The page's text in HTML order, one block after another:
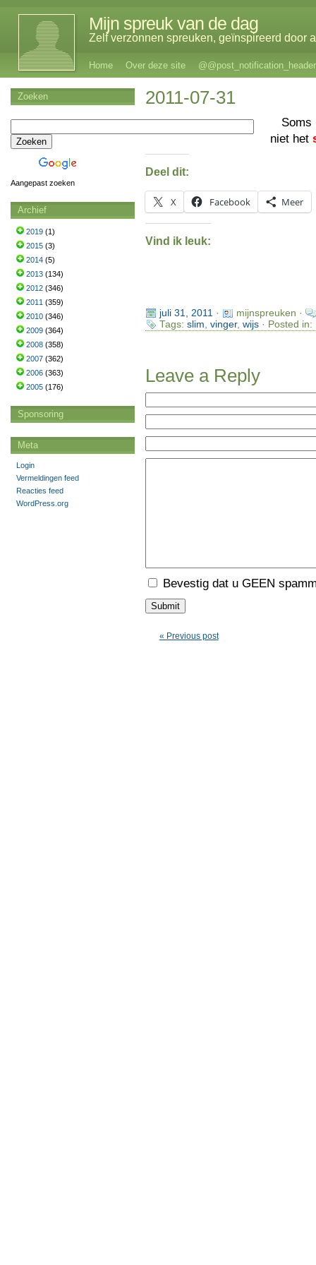
Mijn spreuk van de dag
Zelf verzonnen spreuken, geïnspireerd door
Home Over deze site @@post_notification_header
2011-07-31
niet het
Deel dit:
X Facebook Meer
Vind ik leuk:
juli 31, 2011 ·
mijnspreuken ·
Tags: slim vinger, wijs· Posted in:
Leave a Reply
Bevestig dat u GEEN
« Previous post
Zoeken
Aangepast zoeken
Archief
2019 (1)
2015 (3)
2014 (5)
2013 (134)
2012 (346)
2011 (359)
2010 (346)
2009 (364)
2008 (358)
2007 (362)
2006 (363)
2005 (176)
Sponsoring
Meta
Login
Vermeldingen feed
Reacties feed
WordPress.org